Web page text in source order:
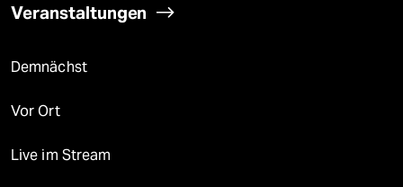
Veranstaltungen
Demnächst
Vor Ort
Live im Stream